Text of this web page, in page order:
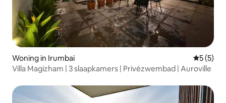
Woning in Irumbai
5 (5)
Villa Magizham | 3 slaapkamers | Privézwembad | Auroville